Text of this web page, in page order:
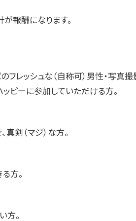
が報酬になります。
フレッシュな（自称可）男性・写真
ピーに参加していただける方。
真剣（マジ）な方。
方。
方。